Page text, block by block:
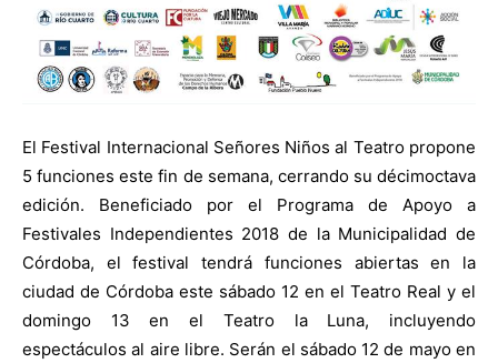
El Festival Internacional Señores Niños al Teatro propone
5 funciones este fin de semana, cerrando su décimoctava
edición. Beneficiado por el Programa de Apoyo a
Festivales Independientes 2018 de la Municipalidad de
Córdoba, el festival tendrá funciones abiertas en la
ciudad de Córdoba este sábado 12 en el Teatro Real y el
domingo 13 en el Teatro la Luna, incluyendo
espectáculos al aire libre. Serán el sábado 12 de mayo en